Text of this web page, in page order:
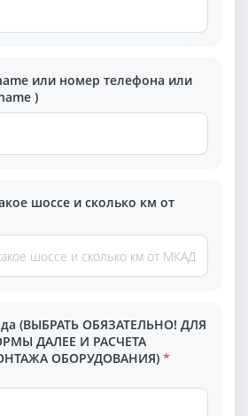
шоссе и сколько км от
или номер телефона или
)
(ВЫБРАТЬ ОБЯЗАТЕЛЬНО! ДЛЯ
ДАЛЕЕ И РАСЧЕТА
ОБОРУДОВАНИЯ) *